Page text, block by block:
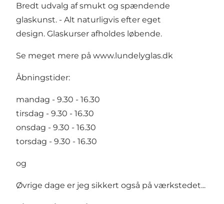
Bredt udvalg af smukt og spændende
glaskunst. - Alt naturligvis efter eget
design. Glaskurser afholdes løbende.
Se meget mere på www.lundelyglas.dk
Åbningstider:
mandag - 9.30 - 16.30
tirsdag - 9.30 - 16.30
onsdag - 9.30 - 16.30
torsdag - 9.30 - 16.30
og
Øvrige dage er jeg sikkert også på værkstedet...